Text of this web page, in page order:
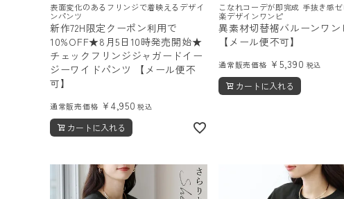
表面変化のあるフリンジで着映えるデザイ
ンパンツ
新作72H限定クーポン利用で
10%OFF★8月5日10時発売開始★
チェックフリンジジャガードイー
ジーワイドパンツ 【メール便不
可】
通常販売価格 ¥ 4,950 税込
カートに入れる
こなれコーデが即完成 手抜き感
楽デザインワンピ
異素材切替裾バルーンワン
【メール便不可】
通常販売価格 ¥5,390 税込
カートに入れる